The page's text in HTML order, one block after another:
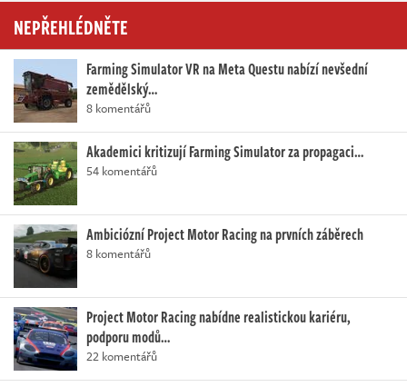
NEPŘEHLÉDNĚTE
Farming Simulator VR na Meta Questu nabízí nevšední
zemědělský…
8 komentářů
Akademici kritizují Farming Simulator za propagaci…
54 komentářů
Ambiciózní Project Motor Racing na prvních záběrech
8 komentářů
Project Motor Racing nabídne realistickou kariéru,
podporu modů…
22 komentářů